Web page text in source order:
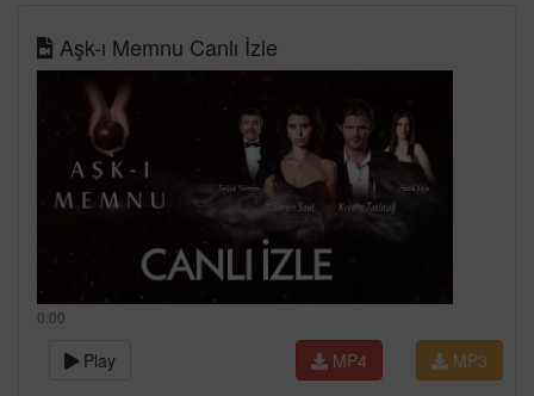
Aşk-ı Memnu Canlı İzle
0:00
Play MP3
MP4